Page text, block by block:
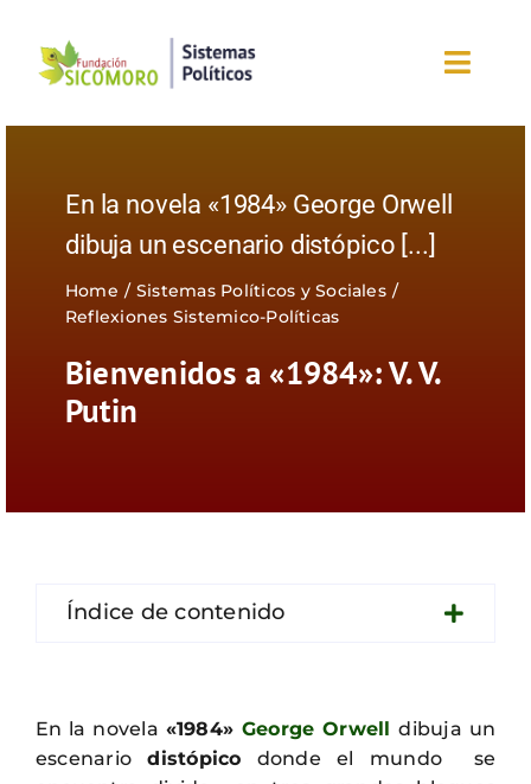
contenido
Sobre la fundación
Eventos
En la novela «1984» George Orwell
dibuja un escenario distópico [...]
Home
Sistemas Políticos y Sociales
Reflexiones Sistemico-Políticas
Bienvenidos a «1984»: V. V.
Putin
Índice de contenido
En la novela «1984» George Orwell dibuja un
escenariodistópico donde el mundo se